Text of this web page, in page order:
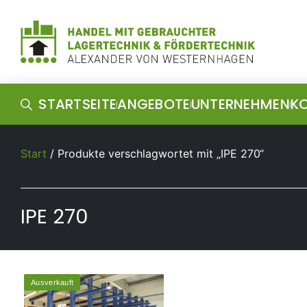
STARTSEITEANGEBOTEUNTERNEHMEN
Start / Produkte verschlagwortet mit „IPE 270“
IPE 270
Ausverkauft